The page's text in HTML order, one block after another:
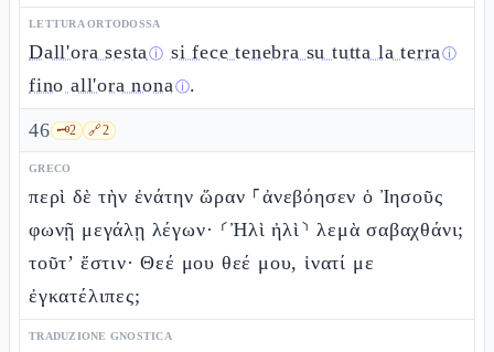
LETTURA ORTODOSSA
Dall'ora sestaⓘ si fece tenebra su tutta la terraⓘ
fino all'ora nonaⓘ.
46 🗝️2 🔗2
GRECO
περὶ δὲ τὴν ἐνάτην ὥραν ⸀ἀνεβόησεν ὁ Ἰησοῦς
φωνῇ μεγάλῃ λέγων· ⸂Ἠλὶ ἠλὶ⸃ λεμὰ σαβαχθάνι;
τοῦτ’ ἔστιν· Θεέ μου θεέ μου, ἱνατί με
ἐγκατέλιπες;
TRADUZIONE GNOSTICA